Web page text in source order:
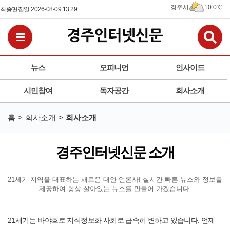
최종편집일 2026-08-09 13:29 경주시 10.0℃
뉴스 오피니언 인사이드
시민참여 독자공간 회사소개
전체메뉴보기
홈 회사소개 회사소개
경주인터넷신문 소개
21세기 지역을 대표하는 새로운 대안 언론사! 실시간 빠른 뉴스와 정보를
제공하여 항상 살아있는 뉴스를 만들어 가겠습니다.
21세기는 바야흐로 지식정보화 사회로 급속히 변하고 있습니다. 언제